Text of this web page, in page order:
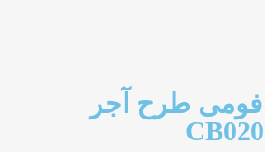
فومی طرح آجر